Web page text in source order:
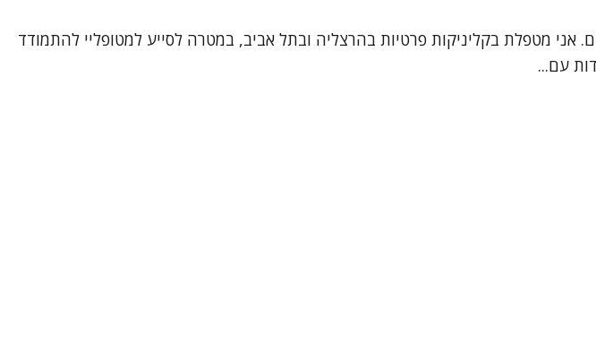
אני מטפלת בקליניקות פרטיות בהרצליה ובתל אביב, במטרה לסייע למטופליי להתמודד
עם...